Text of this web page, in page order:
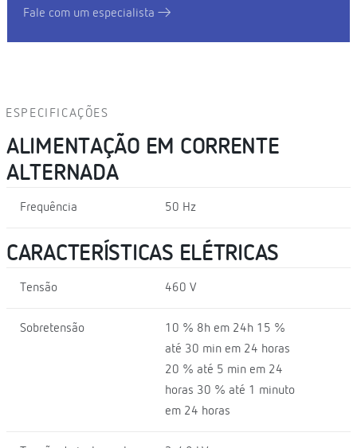
Fale com um especialista
ESPECIFICAÇÕES
ALIMENTAÇÃO EM CORRENTE
ALTERNADA
Frequência 50 Hz
CARACTERÍSTICAS ELÉTRICAS
Tensão 460 V
Sobretensão
10 % 8h em 24h 15 %
até 30 min em 24 horas
20 % até 5 min em 24
horas 30 % até 1 minuto
em 24 horas